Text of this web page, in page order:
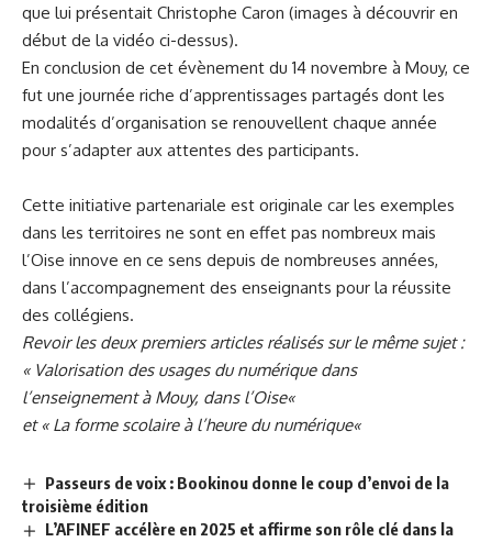
que lui présentait Christophe Caron (images à découvrir en
début de la vidéo ci-dessus).
En conclusion de cet évènement du 14 novembre à Mouy, ce
fut une journée riche d’apprentissages partagés dont les
modalités d’organisation se renouvellent chaque année
pour s’adapter aux attentes des participants.
Cette initiative partenariale est originale car les exemples
dans les territoires ne sont en effet pas nombreux mais
l’Oise innove en ce sens depuis de nombreuses années,
dans l’accompagnement des enseignants pour la réussite
des collégiens.
Revoir les deux premiers articles réalisés sur le même sujet :
« Valorisation des usages du numérique dans
l’enseignement à Mouy, dans l’Oise«
et « La forme scolaire à l’heure du numérique«
Passeurs de voix : Bookinou donne le coup d’envoi de la
troisième édition
L’AFINEF accélère en 2025 et affirme son rôle clé dans la